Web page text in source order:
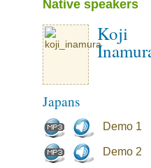
Native speakers
Koji
Japans
Demo 1
Demo 2